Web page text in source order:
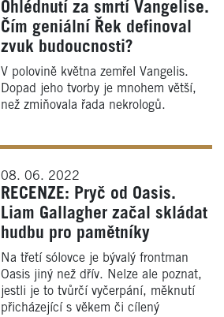
Ohlédnutí za smrtí Vangelise.
Čím geniální Řek definoval
zvuk budoucnosti?
V polovině května zemřel Vangelis.
Dopad jeho tvorby je mnohem větší,
než zmiňovala řada nekrologů.
08. 06. 2022
RECENZE: Pryč od Oasis.
Liam Gallagher začal skládat
hudbu pro pamětníky
Na třetí sólovce je bývalý frontman
Oasis jiný než dřív. Nelze ale poznat,
jestli je to tvůrčí vyčerpání, měknutí
přicházející s věkem či cílený